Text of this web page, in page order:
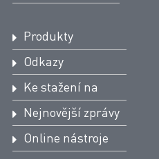
Produkty
Odkazy
Ke stažení na
Nejnovější zprávy
Online nástroje